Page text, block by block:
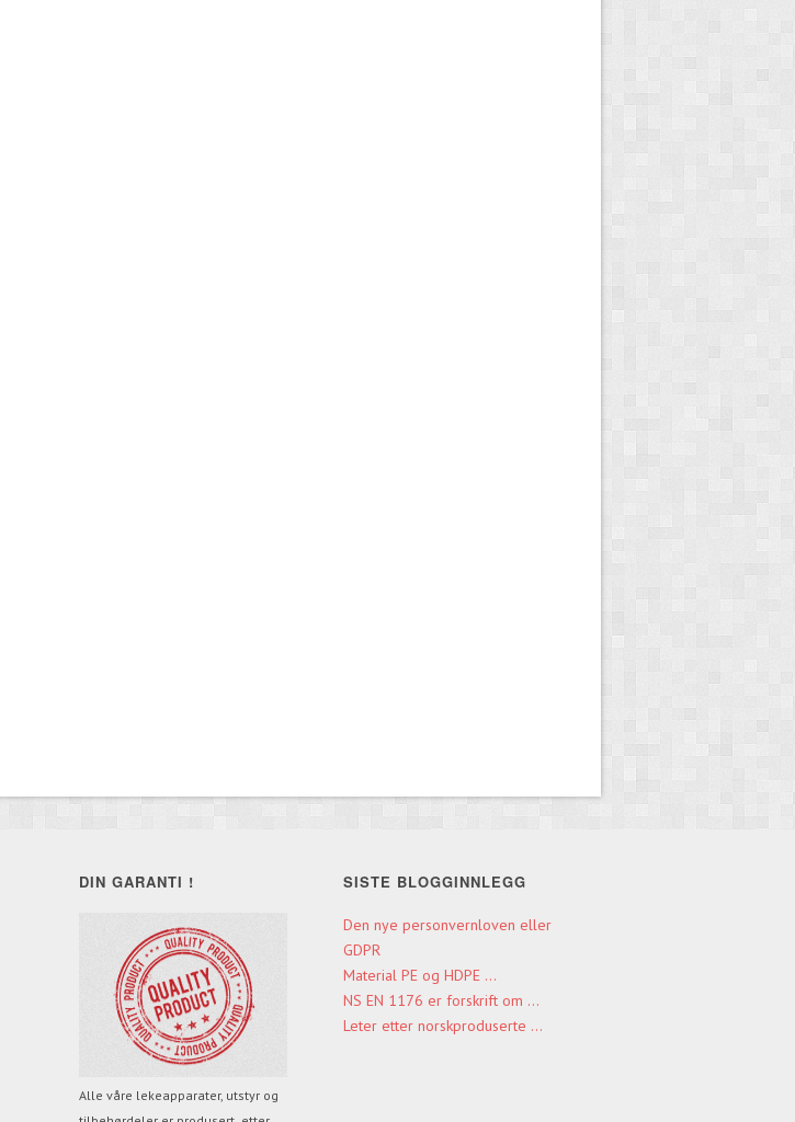
DIN GARANTI !
Alle våre lekeapparater, utstyr og
SISTE BLOGGINNLEGG
Den nye personvernloven eller
GDPR
Material PE og HDPE ...
NS EN 1176 er forskrift om ...
Leter etter norskproduserte ...